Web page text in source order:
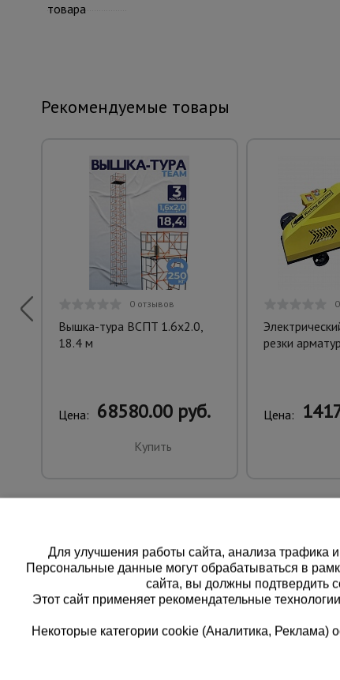
товара
Рекомендуемые товары
0 отзывов
Вышка-тура ВСПT 1.6х2.0,
18.4 м
Цена: 68580.00 руб.
Купить
резки
Цена:
Для улучшения работы сайта, анализа трафика
Персональные данные могут обрабатываться в
сайта, вы должны подтвердить
Этот сайт применяет рекомендательные
Некоторые категории cookie (Аналитика,